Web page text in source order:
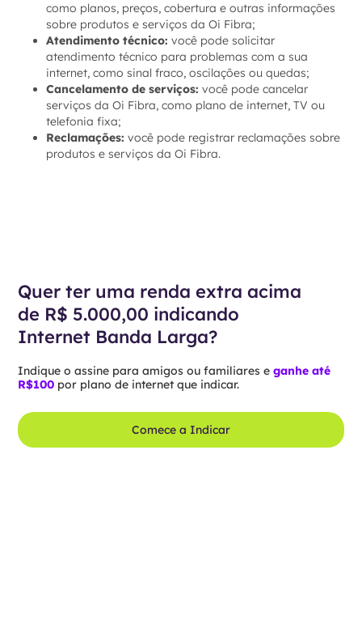
como planos, preços, cobertura e outras informações
sobre produtos e serviços da Oi Fibra;
Atendimento técnico: você pode solicitar
atendimento técnico para problemas com a sua
internet, como sinal fraco, oscilações ou quedas;
Cancelamento de serviços: você pode cancelar
serviços da Oi Fibra, como plano de internet, TV ou
telefonia fixa;
Reclamações: você pode registrar reclamações sobre
produtos e serviços da Oi Fibra.
Quer ter uma renda extra acima
de R$ 5.000,00 indicando
Internet Banda Larga?
Indique o assine para amigos ou familiares eganhe até
R$100 por plano de internet que indicar.
Comece a Indicar